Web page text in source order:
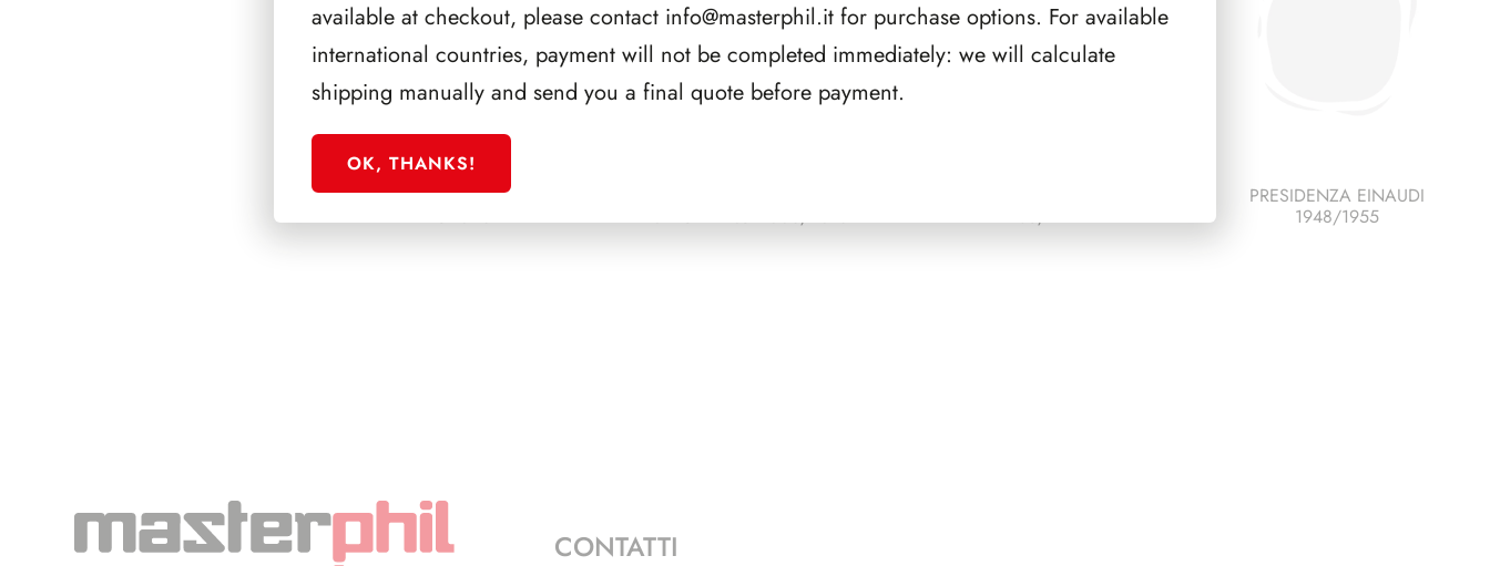
SFORZESCO ITALIA 1991
PAGINE 3
NAPOLITANO 2006/2013
1985/1992
PRESIDENZA EINAUDI
1948/1955
CONTATTI
available at checkout, please contact info@masterphil.itfor purchase options. For available
international countries, payment will not be completed immediately: we will calculate
shipping manually and send you a final quote before payment.
OK, THANKS!